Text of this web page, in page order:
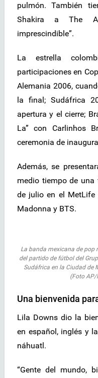
pulmón. También
Shakira a The
imprescindible”.
La estrella
participaciones en
Alemania 2006,
la final; Sudáfrica
apertura y el cierre;
La” con Carlinhos
ceremonia de
Además, se
medio tiempo de
de julio en el MetLife
Madonna y BTS.
La banda mexicana de pop
del partido de fútbol del
Sudáfrica en la Ciudad de
(Foto AP/
Una bienvenida
Lila Downs dio la
en español, inglés y
náhuatl.
“Gente del mundo,